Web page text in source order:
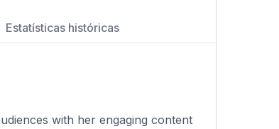
Estatísticas históricas
with her engaging content